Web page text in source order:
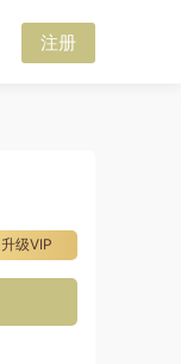
注册
升级VIP